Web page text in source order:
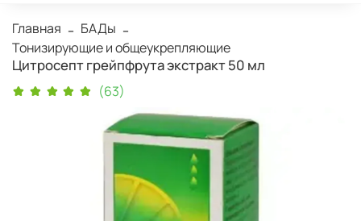
Главная
БАДы
Тонизирующие и общеукрепляющие
Цитросепт грейпфрута экстракт 50 мл
(63)